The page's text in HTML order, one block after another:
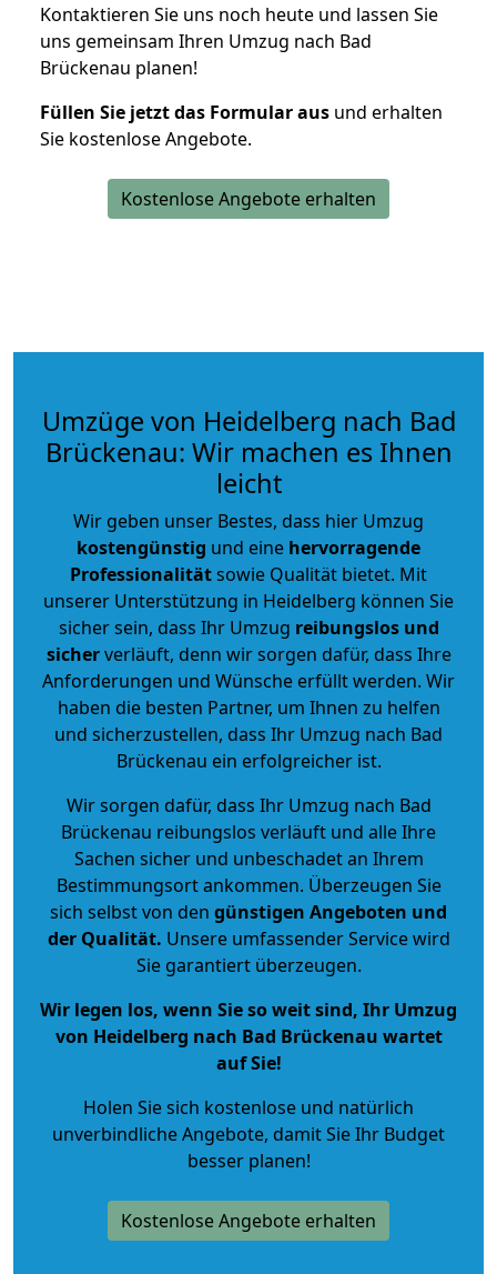
Kontaktieren Sie uns noch heute und lassen Sie
uns gemeinsam Ihren Umzug nach Bad
Brückenau planen!
Füllen Sie jetzt das Formular aus und erhalten
Sie kostenlose Angebote.
Kostenlose Angebote erhalten
Umzüge von Heidelberg nach Bad
Brückenau: Wir machen es Ihnen
leicht
Wir geben unser Bestes, dass hier Umzug
kostengünstig und eine hervorragende
Professionalitätsowie Qualität bietet. Mit
unserer Unterstützung in Heidelberg können Sie
sicher sein, dass Ihr Umzug reibungslos und
sicherverläuft, denn wir sorgen dafür, dass Ihre
Anforderungen und Wünsche erfüllt werden. Wir
haben die besten Partner, um Ihnen zu helfen
und sicherzustellen, dass Ihr Umzug nach Bad
Brückenau ein erfolgreicher ist.
Wir sorgen dafür, dass Ihr Umzug nach Bad
Brückenau reibungslos verläuft und alle Ihre
Sachen sicher und unbeschadet an Ihrem
Bestimmungsort ankommen. Überzeugen Sie
sich selbst von den günstigen Angeboten und
der Qualität. Unsere umfassender Service wird
Sie garantiert überzeugen.
Wir legen los, wenn Sie so weit sind, Ihr Umzug
von Heidelberg nach Bad Brückenau wartet
auf Sie!
Holen Sie sich kostenlose und natürlich
unverbindliche Angebote, damit Sie Ihr Budget
besser planen!
Kostenlose Angebote erhalten